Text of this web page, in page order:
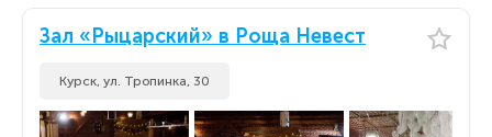
Зал «Рыцарский» в Роща Невест
Курск, ул. Тропинка, 30